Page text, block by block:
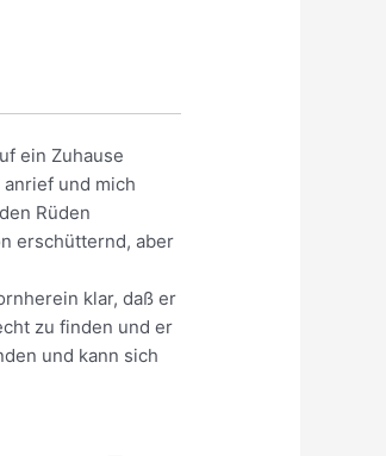
ein Zuhause
und mich
Rüden
erschütternd, aber
klar, daß er
zu finden und er
und kann sich